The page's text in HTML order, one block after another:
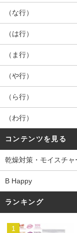
（な行）
（は行）
（ま行）
（や行）
（ら行）
（わ行）
コンテンツを見る
乾燥対策・モイスチャ
B Happy
ランキング
1